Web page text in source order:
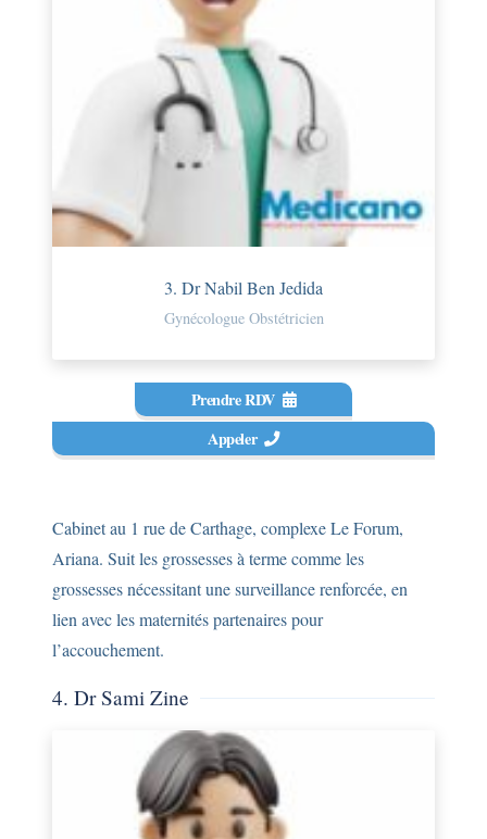
3. Dr Nabil Ben Jedida
Gynécologue Obstétricien
Prendre RDV
Appeler
Cabinet au 1 rue de Carthage, complexe Le Forum,
Ariana. Suit les grossesses à terme comme les
grossesses nécessitant une surveillance renforcée, en
lien avec les maternités partenaires pour
l’accouchement.
4. Dr Sami Zine